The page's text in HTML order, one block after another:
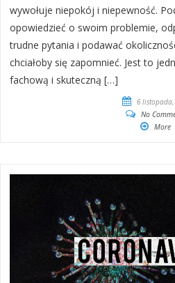
wywołuje niepokój i niepewność.
opowiedzieć o swoim problemie,
trudne pytania i podawać
chciałoby się zapomnieć. Jest to
fachową i skuteczną […]
6 listopada,
No
More